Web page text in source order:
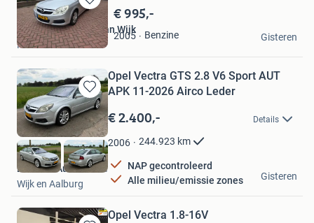
Bewaren
in
Mijn
Favorieten
€ 995,-
2005 Benzine
Autohandel Gerrit van Wijk
Nederhemert
Gisteren
Bewaren
in
Mijn
Favorieten
Opel Vectra GTS 2.8 V6 Sport AUT
APK 11-2026 Airco Leder
€ 2.400,- Details
2006 244.923 km
NAP gecontroleerd
Alle milieu/emissie zones
Bouman Automotive
Wijk en Aalburg
Gisteren
Opel Vectra 1.8-16V